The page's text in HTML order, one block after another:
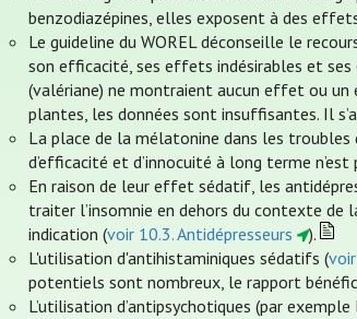
benzodiazépines, elles exposent à des
Le guideline du WOREL déconseille le
son efficacité, ses effets indésirables et
(valériane) ne montraient aucun effet ou
plantes, les données sont insuffisantes. Il
La place de la mélatonine dans les troubles
d’efficacité et d’innocuité à long terme n’est
En raison de leur effet sédatif, les
traiter l’insomnie en dehors du contexte de
indication (voir 10.3. Antidépresseurs
).
L'utilisation d'antihistaminiques sédatifs (
potentiels sont nombreux, le rapport
L’utilisation d’antipsychotiques (par